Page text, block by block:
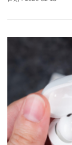
不變、校園採購國
變，仍然是以維護
我方同意美牛降至
肝、腎等部分內臟
購國產肉，以及基
皆須經我國核准才得